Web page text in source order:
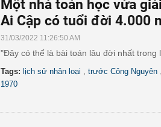
Một nhà toán học vừa
Ai Cập có tuổi đời 4.000
31/03/2022 11:26:50 AM
"Đây có thể là bài toán lâu đời nhất trong
Tags: lịch sử nhân loại trước Công Nguyên
1970